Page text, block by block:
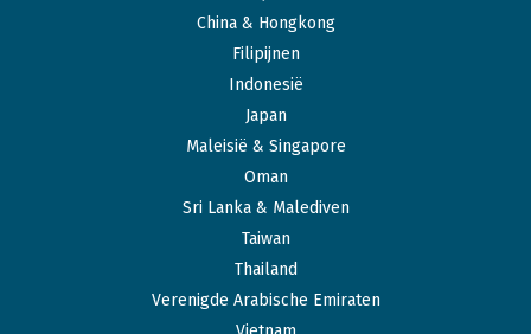
China & Hongkong
Filipijnen
Indonesië
Japan
Maleisië & Singapore
Oman
Sri Lanka & Malediven
Taiwan
Thailand
Verenigde Arabische Emiraten